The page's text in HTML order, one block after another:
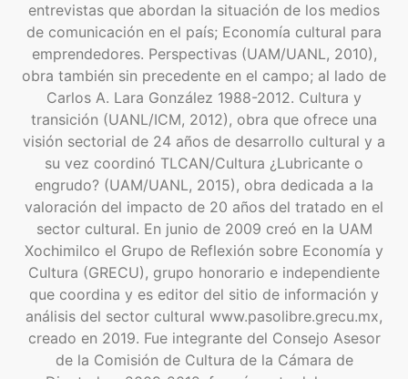
entrevistas que abordan la situación de los medios
de comunicación en el país; Economía cultural para
emprendedores. Perspectivas (UAM/UANL, 2010),
obra también sin precedente en el campo; al lado de
Carlos A. Lara González 1988-2012. Cultura y
transición (UANL/ICM, 2012), obra que ofrece una
visión sectorial de 24 años de desarrollo cultural y a
su vez coordinó TLCAN/Cultura ¿Lubricante o
engrudo? (UAM/UANL, 2015), obra dedicada a la
valoración del impacto de 20 años del tratado en el
sector cultural. En junio de 2009 creó en la UAM
Xochimilco el Grupo de Reflexión sobre Economía y
Cultura (GRECU), grupo honorario e independiente
que coordina y es editor del sitio de información y
análisis del sector cultural www.pasolibre.grecu.mx,
creado en 2019. Fue integrante del Consejo Asesor
de la Comisión de Cultura de la Cámara de